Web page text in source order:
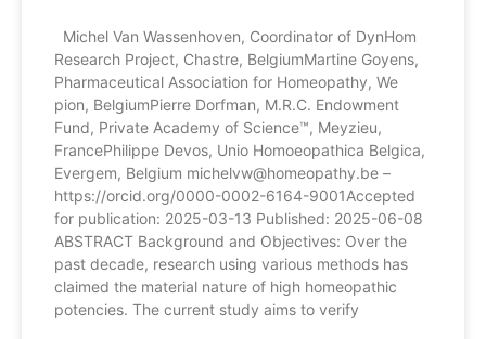
Michel Van Wassenhoven, Coordinator of DynHom
Research Project, Chastre, BelgiumMartine Goyens,
Pharmaceutical Association for Homeopathy, We
pion, BelgiumPierre Dorfman, M.R.C. Endowment
Fund, Private Academy of Science™, Meyzieu,
FrancePhilippe Devos, Unio Homoeopathica Belgica,
Evergem, Belgium michelvw@homeopathy.be –
https://orcid.org/0000-0002-6164-9001Accepted
for publication: 2025-03-13 Published: 2025-06-08
ABSTRACT Background and Objectives: Over the
past decade, research using various methods has
claimed the material nature of high homeopathic
potencies. The current study aims to verify